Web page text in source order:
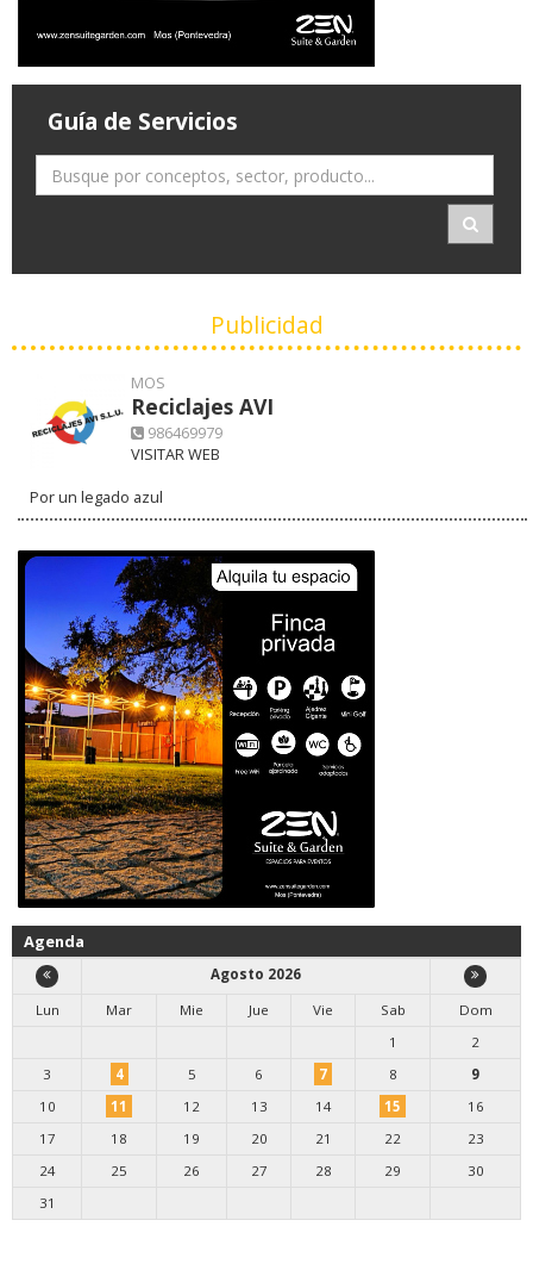
Guía de Servicios
Publicidad
MOS
Reciclajes AVI
986469979
VISITAR WEB
Por un legado azul
Agenda
Agosto 2026
Lun
Mar Mie Jue Vie Sab
Dom
1
2
3
4 5 6 7 8
9
10
11 12 13 14 15
16
17
18 19 20 21 22
23
24
25 26 27 28 29
30
31